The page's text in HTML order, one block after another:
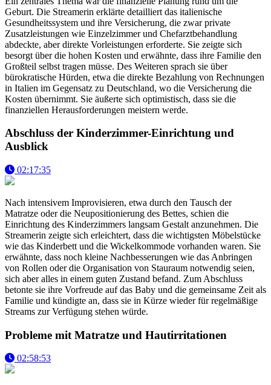
Geburt. Die Streamerin erklärte detailliert das italienische
Gesundheitssystem und ihre Versicherung, die zwar private
Zusatzleistungen wie Einzelzimmer und Chefarztbehandlung
abdeckte, aber direkte Vorleistungen erforderte. Sie zeigte sich
besorgt über die hohen Kosten und erwähnte, dass ihre Familie den
Großteil selbst tragen müsse. Des Weiteren sprach sie über
bürokratische Hürden, etwa die direkte Bezahlung von Rechnungen
in Italien im Gegensatz zu Deutschland, wo die Versicherung die
Kosten übernimmt. Sie äußerte sich optimistisch, dass sie die
finanziellen Herausforderungen meistern werde.
Abschluss der Kinderzimmer-Einrichtung und
Ausblick
02:17:35
Nach intensivem Improvisieren, etwa durch den Tausch der
Matratze oder die Neupositionierung des Bettes, schien die
Einrichtung des Kinderzimmers langsam Gestalt anzunehmen. Die
Streamerin zeigte sich erleichtert, dass die wichtigsten Möbelstücke
wie das Kinderbett und die Wickelkommode vorhanden waren. Sie
erwähnte, dass noch kleine Nachbesserungen wie das Anbringen
von Rollen oder die Organisation von Stauraum notwendig seien,
sich aber alles in einem guten Zustand befand. Zum Abschluss
betonte sie ihre Vorfreude auf das Baby und die gemeinsame Zeit als
Familie und kündigte an, dass sie in Kürze wieder für regelmäßige
Streams zur Verfügung stehen würde.
Probleme mit Matratze und Hautirritationen
02:58:53